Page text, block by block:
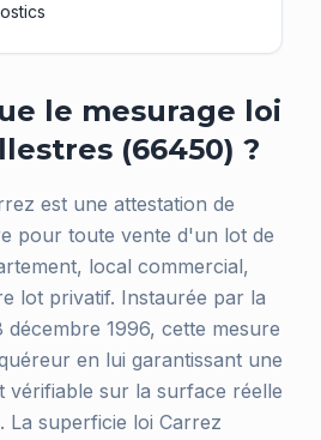
le mesurage loi
(66450) ?
est une attestation de
pour toute vente d'un lot de
local commercial,
lot privatif. Instaurée par la
décembre 1996, cette mesure
en lui garantissant une
vérifiable sur la surface réelle
La superficie loi Carrez